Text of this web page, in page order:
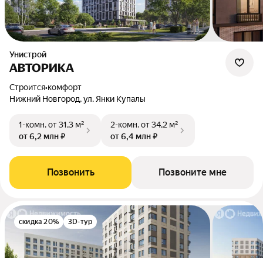
Унистрой
АВТОРИКА
Строится•комфорт
Нижний Новгород, ул. Янки Купалы
1-комн.от 31,3 м²
от 6,2 млн ₽
2-комн.от 34,2 м²
от 6,4 млн ₽
Позвонить Позвоните мне
скидка 20% 3D-тур